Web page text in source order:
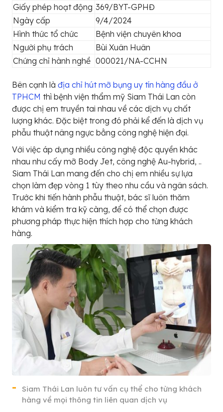
Giấy phép hoạt động 369/BYT-GPHĐ
Ngày cấp
9/4/2024
Hình thức tổ chức
Bệnh viện chuyên khoa
Người phụ trách
Bùi Xuân Huân
Chứng chỉ hành nghề 000021/NA-CCHN
Bên cạnh là địa chỉ hút mỡ bụng uy tín hàng đầu ở
TPHCM thì bệnh viện thẩm mỹ Siam Thái Lan còn
được chị em truyền tai nhau về các dịch vụ chất
lượng khác. Đặc biệt trong đó phải kể đến là dịch vụ
phẫu thuật nâng ngực bằng công nghệ hiện đại.
Với việc áp dụng nhiều công nghệ độc quyền khác
nhau như cấy mỡ Body Jet, công nghệ Au-hybrid, ..
Siam Thái Lan mang đến cho chị em nhiều sự lựa
chọn làm đẹp vòng 1 tùy theo nhu cầu và ngân sách.
Trước khi tiến hành phẫu thuật, bác sĩ luôn thăm
khám và kiểm tra kỹ càng, để có thể chọn được
phương pháp thực hiện thích hợp cho từng khách
hàng.
Siam Thái Lan luôn tư vấn cụ thể cho từng khách
hàng về mọi thông tin liên quan dịch vụ